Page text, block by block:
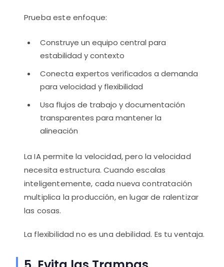
Prueba este enfoque:
Construye un equipo central para
estabilidad y contexto
Conecta expertos verificados a demanda
para velocidad y flexibilidad
Usa flujos de trabajo y documentación
transparentes para mantener la
alineación
La IA permite la velocidad, pero la velocidad
necesita estructura. Cuando escalas
inteligentemente, cada nueva contratación
multiplica la producción, en lugar de ralentizar
las cosas.
La flexibilidad no es una debilidad. Es tu ventaja.